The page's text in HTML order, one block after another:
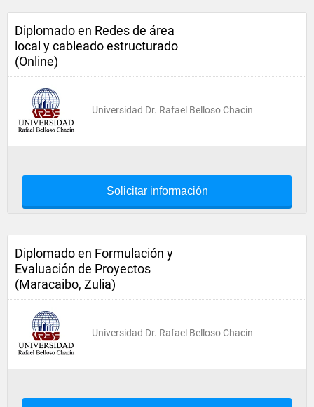
Diplomado en Redes de área
local y cableado estructurado
(Online)
Universidad Dr. Rafael Belloso Chacín
Solicitar información
Diplomado en Formulación y
Evaluación de Proyectos
(Maracaibo, Zulia)
Universidad Dr. Rafael Belloso Chacín